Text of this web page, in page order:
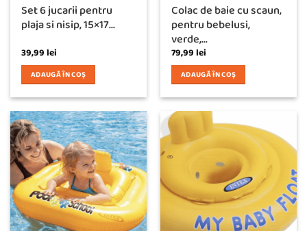
Set 6 jucarii pentru
plaja si nisip, 15×17...
39,99lei
ADAUGĂ ÎN COȘ
Colac de baie cu scaun,
pentru bebelusi,
verde,...
79,99lei
ADAUGĂ ÎN COȘ